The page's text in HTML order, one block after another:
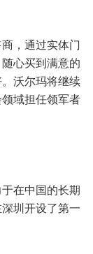
，通过实体门
心买到满意的
沃尔玛将继续
域担任领军者
在中国的长期
圳开设了第一